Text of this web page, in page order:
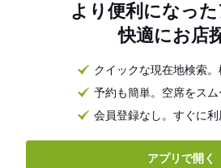
より便利になっ
快適にお店
クイックな現在地検索
予約も簡単。空席をス
会員登録なし。すぐに
アプリで開く